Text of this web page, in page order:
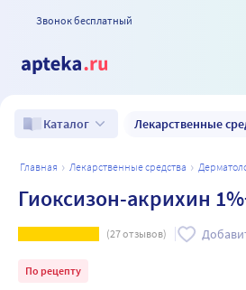
Звонок бесплатный
Каталог Лекарственные
главная лекарственные средства
Гиоксизон-акрихин
(27отзывов)
По рецепту